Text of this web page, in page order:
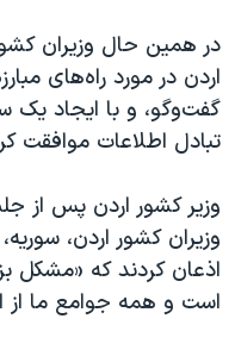
در همین حال وزیران
اردن در مورد راه‌های
گفت‌و‌گو، و با ایجاد یک
تبادل اطلاعات موافقت
وزیر کشور اردن پس از
وزیران کشور اردن،
اذعان کردند که «مشکل
است و همه جوامع ما از